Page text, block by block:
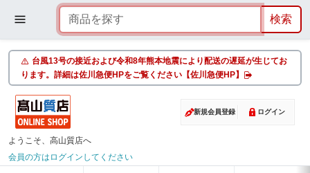
台風13号の接近および令和8年熊本地震により配送の遅延が生じてお
ります。詳細は佐川急便HPをご覧ください【佐川急便HP】
新規会員登録 ログイン
ようこそ、高山質店へ
会員の方はログインしてください